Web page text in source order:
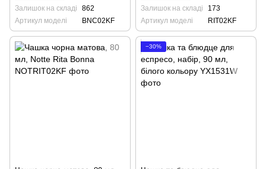
Залишок на складі
862
Артикул моделі
BNC02KF
Залишок на складі
173
Артикул моделі
RIT02KF
−30%